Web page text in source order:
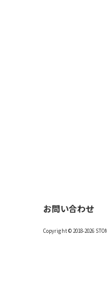
お問い合わせ
Copyright © 2018-2026